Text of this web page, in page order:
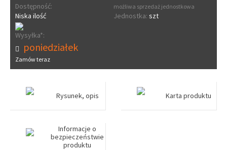
Dostępność:
Niska ilość
możliwa sprzedaż jednostkowa
Jednostka: szt
Wysyłka*:
poniedziałek
Zamów teraz
Rysunek, opis Karta produktu
Informacje o
bezpieczeństwie
produktu